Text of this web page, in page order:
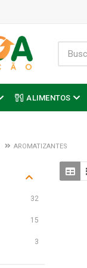
ALIMENTOS
AROMATIZANTES
32
15
3